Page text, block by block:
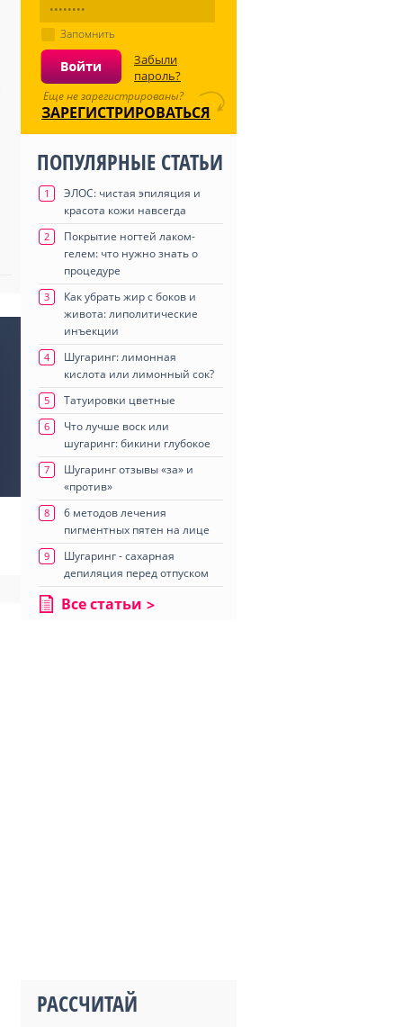
Запомнить
Забыли
пароль?
Еще не зарегистрированы?
ЗАРЕГИСТРИРОВАТЬСЯ
ПОПУЛЯРНЫЕ СТАТЬИ
1
ЭЛОС: чистая эпиляция и
красота кожи навсегда
2
Покрытие ногтей лаком-
гелем: что нужно знать о
процедуре
3
Как убрать жир с боков и
живота: липолитические
инъекции
4
Шугаринг: лимонная
кислота или лимонный сок?
5 Татуировки цветные
6
Что лучше воск или
шугаринг: бикини глубокое
7
Шугаринг отзывы «за» и
«против»
8
6 методов лечения
пигментных пятен на лице
9
Шугаринг - сахарная
депиляция перед отпуском
Все статьи
РАССЧИТАЙ